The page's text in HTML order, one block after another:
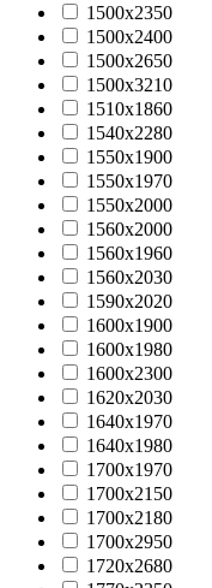
1500х2350
1500х2400
1500х2650
1500х3210
1510х1860
1540х2280
1550х1900
1550х1970
1550х2000
1560x2000
1560х1960
1560х2030
1590х2020
1600х1900
1600х1980
1600х2300
1620х2030
1640х1970
1640х1980
1700х1970
1700х2150
1700х2180
1700х2950
1720х2680